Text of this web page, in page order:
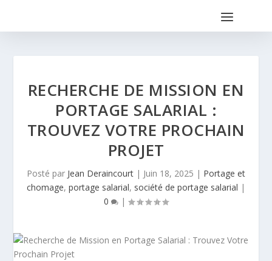
RECHERCHE DE MISSION EN
PORTAGE SALARIAL :
TROUVEZ VOTRE PROCHAIN
PROJET
Posté par Jean Deraincourt | Juin 18, 2025 | Portage et
chomage, portage salarial, société de portage salarial |
0
|